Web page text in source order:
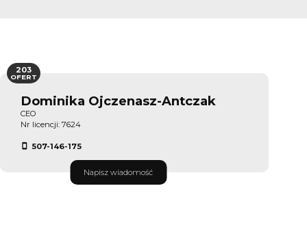
Dominika Ojczenasz-Antczak
CEO
Nr licencji: 7624
507-146-175
Napisz wiadomość
203
OFERT